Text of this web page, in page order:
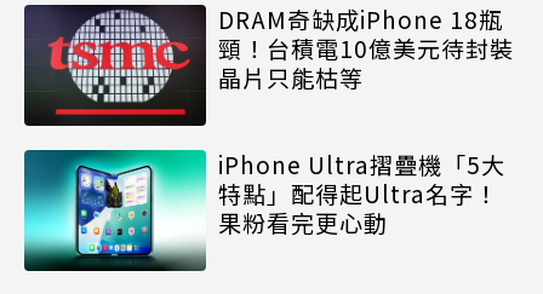
DRAM奇缺成iPhone 18瓶
頸！台積電10億美元待封裝
晶片只能枯等
iPhone Ultra摺疊機「5大
特點」配得起Ultra名字！
果粉看完更心動